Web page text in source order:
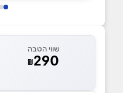
שווי הטבה
₪290